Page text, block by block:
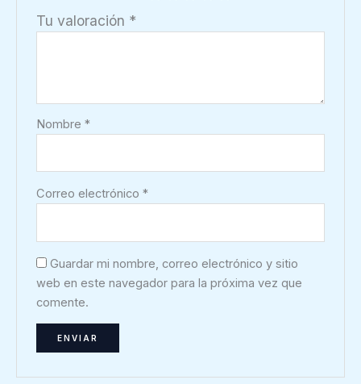
Tu valoración *
Nombre*
Correo electrónico*
Guardar mi nombre, correo electrónico y sitio
web en este navegador para la próxima vez que
comente.